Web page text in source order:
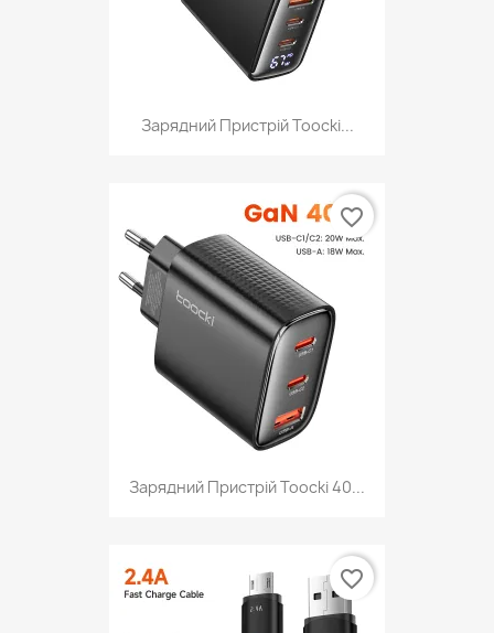
Зарядний Пристрій Toocki...
Зарядний Пристрій Toocki 40...
favorite_border
favorite_border